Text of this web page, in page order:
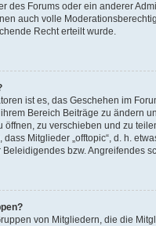
des Forums oder ein anderer
auch volle
Recht erteilt wurde.
ist es, das Geschehen im
Bereich Beiträge zu ändern
öffnen, zu verschieben und zu
Mitglieder „offtopic“, d. h.
bzw. Angreifendes
von Mitgliedern, die die